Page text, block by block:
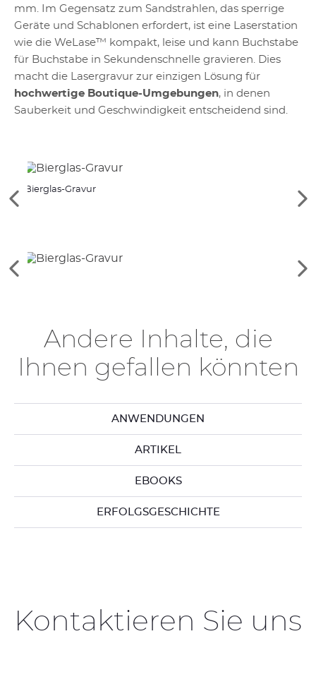
mm. Im Gegensatz zum Sandstrahlen, das sperrige
Geräte und Schablonen erfordert, ist eine Laserstation
wie die WeLase™ kompakt, leise und kann Buchstabe
für Buchstabe in Sekundenschnelle gravieren. Dies
macht die Lasergravur zur einzigen Lösung für
hochwertige Boutique-Umgebungen, in denen
Sauberkeit und Geschwindigkeit entscheidend sind.
Siehe
Bierglas-Gravur
Siehe
Andere Inhalte, die
Ihnen gefallen könnten
ANWENDUNGEN
ARTIKEL
EBOOKS
ERFOLGSGESCHICHTE
Kontaktieren Sie uns